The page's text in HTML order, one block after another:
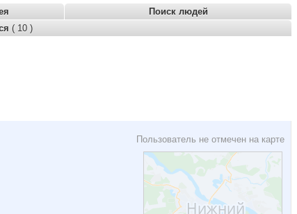
Поиск людей
( 10 )
Пользователь не отмечен на карте